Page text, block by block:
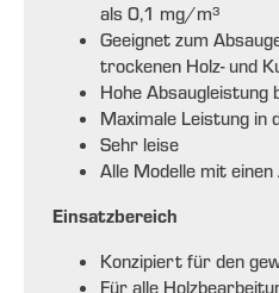
als 0,1 mg/m³
Geeignet zum
trockenen Holz- und
Hohe Absaugleistung
Maximale Leistung in
Sehr leise
Alle Modelle mit
Einsatzbereich
Konzipiert für den
Für alle